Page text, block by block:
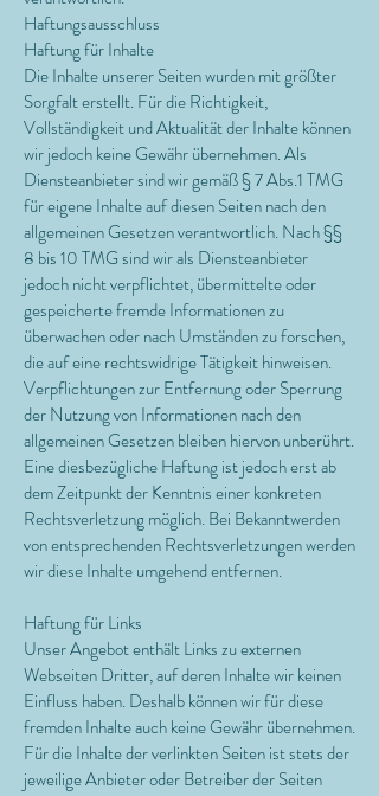
Haftungsausschluss
Haftung für Inhalte
Die Inhalte unserer Seiten wurden mit größter
Sorgfalt erstellt. Für die Richtigkeit,
Vollständigkeit und Aktualität der Inhalte können
wir jedoch keine Gewähr übernehmen. Als
Diensteanbieter sind wir gemäß § 7 Abs.1 TMG
für eigene Inhalte auf diesen Seiten nach den
allgemeinen Gesetzen verantwortlich. Nach §§
8 bis 10 TMG sind wir als Diensteanbieter
jedoch nicht verpflichtet, übermittelte oder
gespeicherte fremde Informationen zu
überwachen oder nach Umständen zu forschen,
die auf eine rechtswidrige Tätigkeit hinweisen.
Verpflichtungen zur Entfernung oder Sperrung
der Nutzung von Informationen nach den
allgemeinen Gesetzen bleiben hiervon unberührt.
Eine diesbezügliche Haftung ist jedoch erst ab
dem Zeitpunkt der Kenntnis einer konkreten
Rechtsverletzung möglich. Bei Bekanntwerden
von entsprechenden Rechtsverletzungen werden
wir diese Inhalte umgehend entfernen.
Haftung für Links
Unser Angebot enthält Links zu externen
Webseiten Dritter, auf deren Inhalte wir keinen
Einfluss haben. Deshalb können wir für diese
fremden Inhalte auch keine Gewähr übernehmen.
Für die Inhalte der verlinkten Seiten ist stets der
jeweilige Anbieter oder Betreiber der Seiten